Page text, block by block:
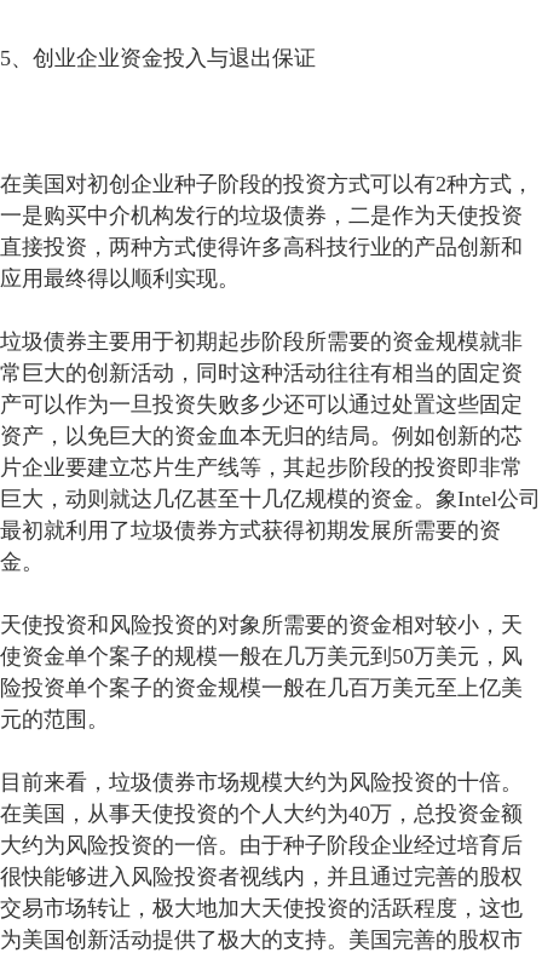
5、创业企业资金投入与退出保证
在美国对初创企业种子阶段的投资方式可以有2种方式，
一是购买中介机构发行的垃圾债券，二是作为天使投资
直接投资，两种方式使得许多高科技行业的产品创新和
应用最终得以顺利实现。
垃圾债券主要用于初期起步阶段所需要的资金规模就非
常巨大的创新活动，同时这种活动往往有相当的固定资
产可以作为一旦投资失败多少还可以通过处置这些固定
资产，以免巨大的资金血本无归的结局。例如创新的芯
片企业要建立芯片生产线等，其起步阶段的投资即非常
巨大，动则就达几亿甚至十几亿规模的资金。象Intel公司
最初就利用了垃圾债券方式获得初期发展所需要的资
金。
天使投资和风险投资的对象所需要的资金相对较小，天
使资金单个案子的规模一般在几万美元到50万美元，风
险投资单个案子的资金规模一般在几百万美元至上亿美
元的范围。
目前来看，垃圾债券市场规模大约为风险投资的十倍。
在美国，从事天使投资的个人大约为40万，总投资金额
大约为风险投资的一倍。由于种子阶段企业经过培育后
很快能够进入风险投资者视线内，并且通过完善的股权
交易市场转让，极大地加大天使投资的活跃程度，这也
为美国创新活动提供了极大的支持。美国完善的股权市